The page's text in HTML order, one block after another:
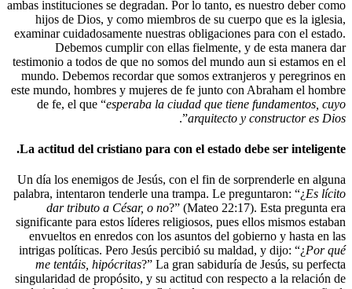
ambas instituciones se degradan. Por lo
hijos de Dios, y como miembros de su
examinar cuidadosamente nuestras
Debemos cumplir con ellas
testimonio a todos de que no somos del
mundo. Debemos recordar que somos
este mundo, hombres y mujeres de fe junto
de fe, el que “ esperaba la ciudad que
”.
La actitud del cristiano para con el
Un día los enemigos de Jesús, con el fin
palabra, intentaron tenderle una trampa. Le
dar tributo a César, o no?” (Mateo
significante para estos líderes religiosos,
envueltos en enredos con los asuntos
intrigas políticas. Pero Jesús percibió su
me tentáis, hipócritas ?” La gran
singularidad de propósito, y su actitud con